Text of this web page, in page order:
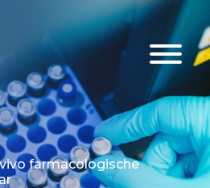
farmacologische